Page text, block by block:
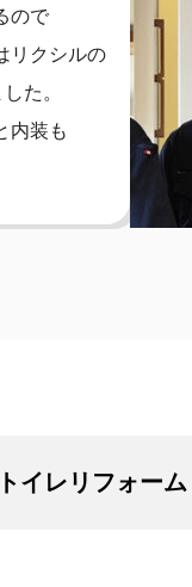
ので
リクシルの
た。
内装も
トイレリフォー